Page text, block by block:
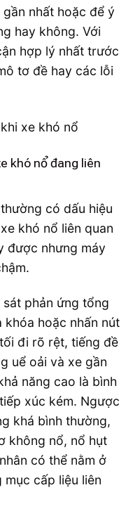
nhất hoặc để ý
hay không. Với
hợp lý nhất trước
tơ đề hay các lỗi
khó nổ đang liên
có dấu hiệu
khó nổ liên quan
được nhưng máy
phản ứng tổng
hoặc nhấn nút
đi rõ rệt, tiếng đề
uể oải và xe gần
năng cao là bình
xúc kém. Ngược
khá bình thường,
không nổ, nổ hụt
có thể nằm ở
mục cấp liệu liên